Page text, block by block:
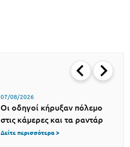
07/08/2026
Οι οδηγοί κήρυξαν πόλεμο
στις κάμερες και τα ραντάρ
Δείτε περισσότερα >